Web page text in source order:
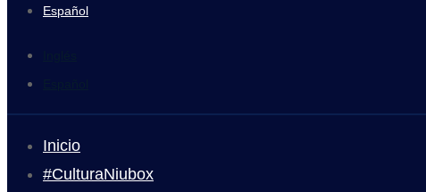
Español
Inicio
#CulturaNiubox